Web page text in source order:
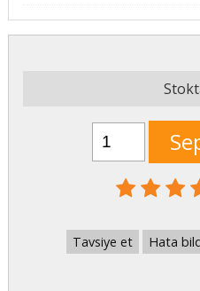
Tavsiye et Hata